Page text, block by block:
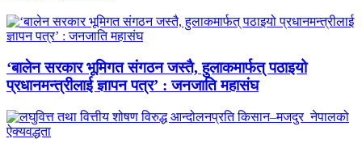
‘बालेन सरकार भूमिगत संगठन जस्तै, हुलाकमार्फत् पठाइयो
प्रधानमन्त्रीलाई ज्ञापन पत्र’ : जनजाति महासंघ